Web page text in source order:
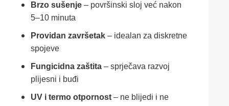
Brzo sušenje – površinski sloj već nakon
5–10 minuta
Providan završetak – idealan za diskretne
spojeve
Fungicidna zaštita – sprječava razvoj
plijesni i buđi
UV i termo otpornost – ne blijedi i ne